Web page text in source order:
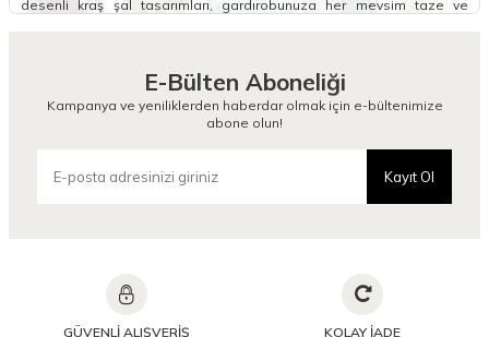
desenli kraş şal tasarımları, gardırobunuza her mevsim taze ve
Tesettür giyiminde gün boyu bozulan baş örtüsü formuna veda
etmenizi sağlayan kraş şal modelleri, kendinden buruşuk dokusu
sayesinde ekstra hacimli ve tok bir duruş sergiler. Farklı tarzlara ve
bir kullanım kolaylığı sunar. Tarzınıza daha minimalist ya da geometrik
modellerini inceleyebilirsiniz. Kombinlerinde
Her kadının gardırobunda imza niteliğinde bir parça bulundurması
adına tasarlanan bu özel koleksiyon, zengin motifleriyle her kombine
yenilikçi bir esneklik kazandırır. Floral desenlerin ve doğallığın
E-Bülten Aboneliği
Kampanya ve yeniliklerden haberdar olmak için e-bültenimize
abone olun!
Kayıt Ol
GÜVENLİ ALIŞVERİŞ KOLAY İADE